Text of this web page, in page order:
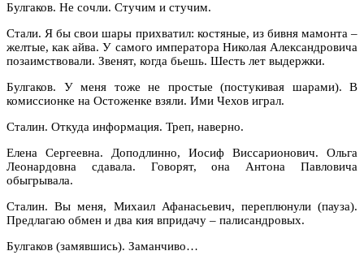
Булгаков. Не сочли. Стучим и стучим.
Стали. Я бы свои шары прихватил: костяные, из бивня мамонта –
желтые, как айва. У самого императора Николая Александровича
позаимствовали. Звенят, когда бьешь. Шесть лет выдержки.
Булгаков. У меня тоже не простые (постукивая шарами). В
комиссионке на Остоженке взяли. Ими Чехов играл.
Сталин. Откуда информация. Треп, наверно.
Елена Сергеевна. Доподлинно, Иосиф Виссарионович. Ольга
Леонардовна сдавала. Говорят, она Антона Павловича
обыгрывала.
Сталин. Вы меня, Михаил Афанасьевич, переплюнули (пауза).
Предлагаю обмен и два кия впридачу – палисандровых.
Булгаков (замявшись). Заманчиво…